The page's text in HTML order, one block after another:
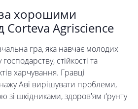
хорошими
Corteva Agriscience
гра, яка навчає молодих
стійкості та
харчування. Гравці
Аві вирішувати проблеми,
зі шкідниками, здоров'ям ґрунту